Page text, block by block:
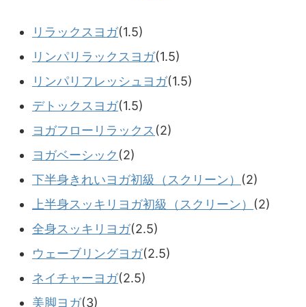
リラックスヨガ(1.5)
リンパリラックスヨガ(1.5)
リンパリフレッシュヨガ(1.5)
デトックスヨガ(1.5)
ヨガフローリラックス (2)
ヨガベーシック (2)
下半身きれいヨガ初級（スクリーン） (2)
上半身スッキリヨガ初級（スクリーン） (2)
全身スッキリヨガ(2.5)
ウェーブリングヨガ(2.5)
ネイチャーヨガ(2.5)
美脚ヨガ(3)